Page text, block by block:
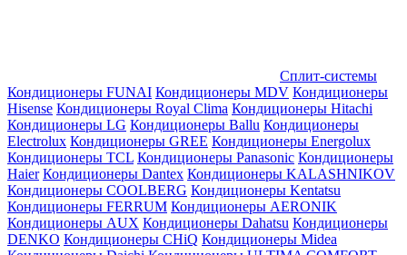
Сплит-системы
Кондиционеры FUNAI Кондиционеры MDV Кондиционеры
Hisense Кондиционеры Royal Clima Кондиционеры Hitachi
Кондиционеры LG Кондиционеры Ballu Кондиционеры
Electrolux Кондиционеры GREE Кондиционеры Energolux
Кондиционеры TCL Кондиционеры Panasonic Кондиционеры
Haier Кондиционеры Dantex Кондиционеры KALASHNIKOV
Кондиционеры СOOLBERG Кондиционеры Kentatsu
Кондиционеры FERRUM Кондиционеры AERONIK
Кондиционеры AUX Кондиционеры Dahatsu Кондиционеры
DENKO Кондиционеры CHiQ Кондиционеры Midea